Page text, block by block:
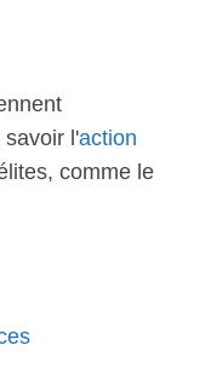
savoir l'action
comme le